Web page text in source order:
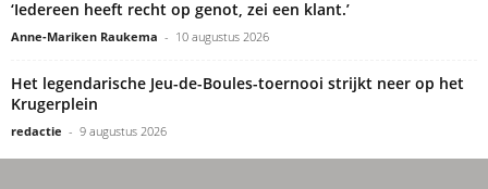
‘Iedereen heeft recht op genot, zei een klant.’
Anne-Mariken Raukema - 10 augustus 2026
Het legendarische Jeu-de-Boules-toernooi strijkt neer op het
Krugerplein
redactie - 9 augustus 2026